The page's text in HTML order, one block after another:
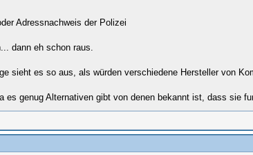
Adressnachweis der Polizei
dann eh schon raus.
sieht es so aus, als würden verschiedene Hersteller von
es genug Alternativen gibt von denen bekannt ist, dass sie